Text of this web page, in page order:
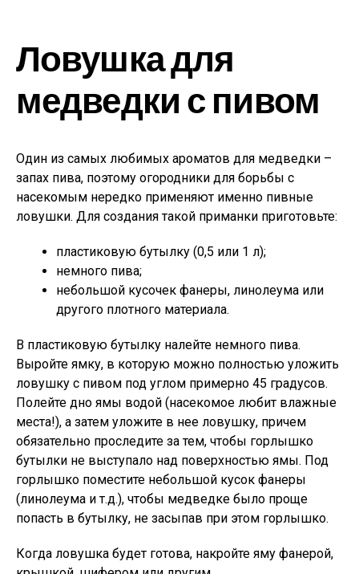
Ловушка для
медведки с пивом
Один из самых любимых ароматов для медведки –
запах пива, поэтому огородники для борьбы с
насекомым нередко применяют именно пивные
ловушки. Для создания такой приманки приготовьте:
пластиковую бутылку (0,5 или 1 л);
немного пива;
небольшой кусочек фанеры, линолеума или
другого плотного материала.
В пластиковую бутылку налейте немного пива.
Выройте ямку, в которую можно полностью уложить
ловушку с пивом под углом примерно 45 градусов.
Полейте дно ямы водой (насекомое любит влажные
места!), а затем уложите в нее ловушку, причем
обязательно проследите за тем, чтобы горлышко
бутылки не выступало над поверхностью ямы. Под
горлышко поместите небольшой кусок фанеры
(линолеума и т.д.), чтобы медведке было проще
попасть в бутылку, не засыпав при этом горлышко.
Когда ловушка будет готова, накройте яму фанерой,